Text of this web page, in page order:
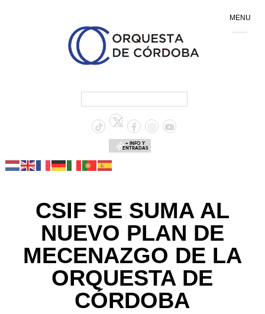
+ INFO Y
ENTRADAS
CSIF SE SUMA AL
NUEVO PLAN DE
MECENAZGO DE LA
ORQUESTA DE
CÓRDOBA
MENU